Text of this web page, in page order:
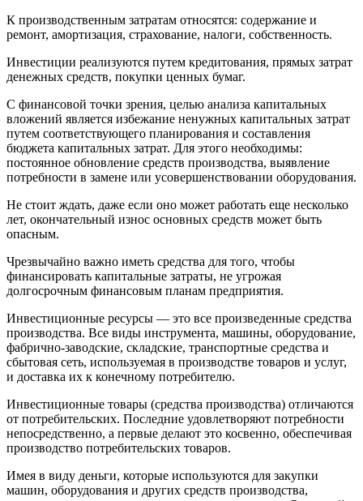
К производственным затратам относятся: содержание и
ремонт, амортизация, страхование, налоги, собственность.
Инвестиции реализуются путем кредитования, прямых затрат
денежных средств, покупки ценных бумаг.
С финансовой точки зрения, целью анализа капитальных
вложений является избежание ненужных капитальных затрат
путем соответствующего планирования и составления
бюджета капитальных затрат. Для этого необходимы:
постоянное обновление средств производства, выявление
потребности в замене или усовершенствовании оборудования.
Не стоит ждать, даже если оно может работать еще несколько
лет, окончательный износ основных средств может быть
опасным.
Чрезвычайно важно иметь средства для того, чтобы
финансировать капитальные затраты, не угрожая
долгосрочным финансовым планам предприятия.
Инвестиционные ресурсы — это все произведенные средства
производства. Все виды инструмента, машины, оборудование,
фабрично-заводские, складские, транспортные средства и
сбытовая сеть, используемая в производстве товаров и услуг,
и доставка их к конечному потребителю.
Инвестиционные товары (средства производства) отличаются
от потребительских. Последние удовлетворяют потребности
непосредственно, а первые делают это косвенно, обеспечивая
производство потребительских товаров.
Имея в виду деньги, которые используются для закупки
машин, оборудования и других средств производства,